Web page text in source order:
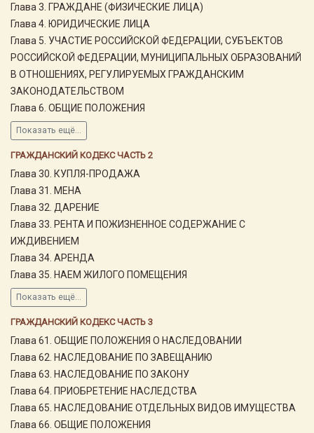
Глава 3. ГРАЖДАНЕ (ФИЗИЧЕСКИЕ ЛИЦА)
Глава 4. ЮРИДИЧЕСКИЕ ЛИЦА
Глава 5. УЧАСТИЕ РОССИЙСКОЙ ФЕДЕРАЦИИ, СУБЪЕКТОВ
РОССИЙСКОЙ ФЕДЕРАЦИИ, МУНИЦИПАЛЬНЫХ ОБРАЗОВАНИЙ
В ОТНОШЕНИЯХ, РЕГУЛИРУЕМЫХ ГРАЖДАНСКИМ
ЗАКОНОДАТЕЛЬСТВОМ
Глава 6. ОБЩИЕ ПОЛОЖЕНИЯ
Показать ещё...
ГРАЖДАНСКИЙ КОДЕКС ЧАСТЬ 2
Глава 30. КУПЛЯ-ПРОДАЖА
Глава 31. МЕНА
Глава 32. ДАРЕНИЕ
Глава 33. РЕНТА И ПОЖИЗНЕННОЕ СОДЕРЖАНИЕ С
ИЖДИВЕНИЕМ
Глава 34. АРЕНДА
Глава 35. НАЕМ ЖИЛОГО ПОМЕЩЕНИЯ
Показать ещё...
ГРАЖДАНСКИЙ КОДЕКС ЧАСТЬ 3
Глава 61. ОБЩИЕ ПОЛОЖЕНИЯ О НАСЛЕДОВАНИИ
Глава 62. НАСЛЕДОВАНИЕ ПО ЗАВЕЩАНИЮ
Глава 63. НАСЛЕДОВАНИЕ ПО ЗАКОНУ
Глава 64. ПРИОБРЕТЕНИЕ НАСЛЕДСТВА
Глава 65. НАСЛЕДОВАНИЕ ОТДЕЛЬНЫХ ВИДОВ ИМУЩЕСТВА
Глава 66. ОБЩИЕ ПОЛОЖЕНИЯ